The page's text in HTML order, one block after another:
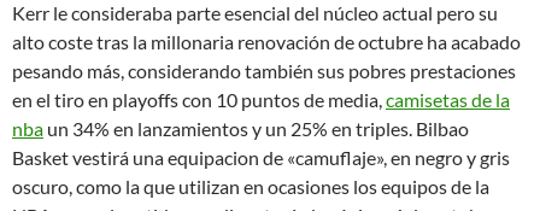
Kerr le consideraba parte esencial del núcleo actual pero su
alto coste tras la millonaria renovación de octubre ha acabado
pesando más, considerando también sus pobres prestaciones
en el tiro en playoffs con 10 puntos de media,camisetas de la
nba un 34% en lanzamientos y un 25% en triples. Bilbao
Basket vestirá una equipacion de «camuflaje», en negro y gris
oscuro, como la que utilizan en ocasiones los equipos de la